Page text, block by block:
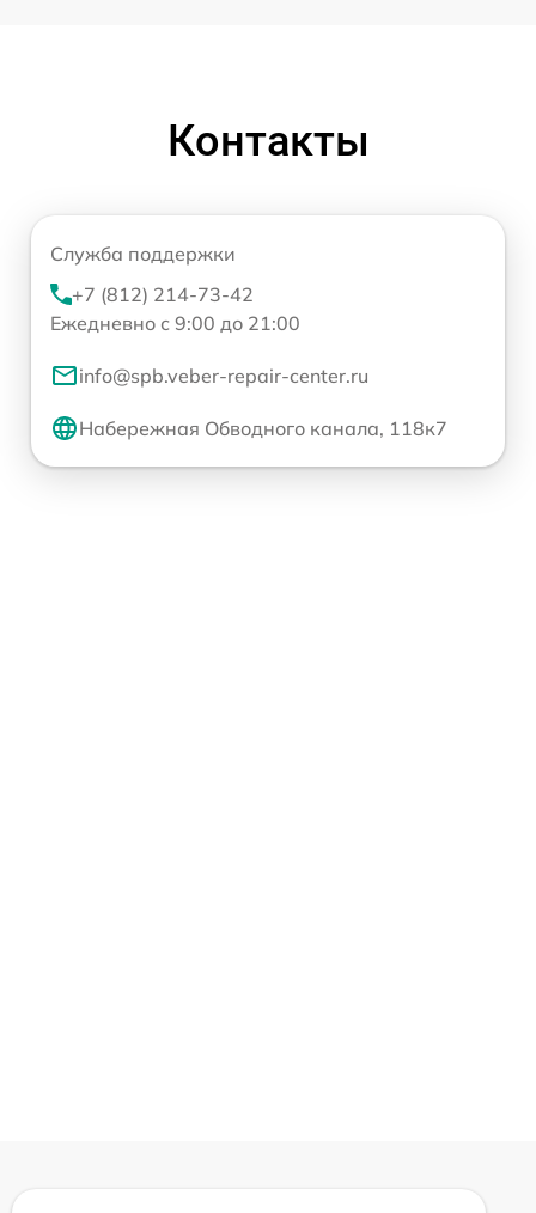
Контакты
Служба поддержки
+7 (812) 214-73-42
Ежедневно с 9:00 до 21:00
info@spb.veber-repair-center.ru
Набережная Обводного канала, 118к7